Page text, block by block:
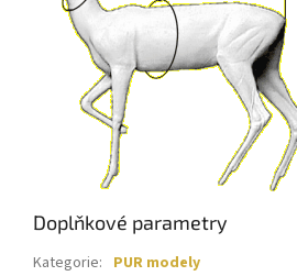
Doplňkové parametry
Kategorie: PUR modely